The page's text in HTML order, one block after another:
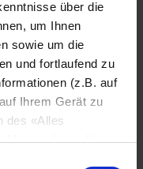
über die
um Ihnen
sowie um die
und fortlaufend zu
(z.B. auf
Ihrem Gerät zu
des «Alles
Verwendung aller